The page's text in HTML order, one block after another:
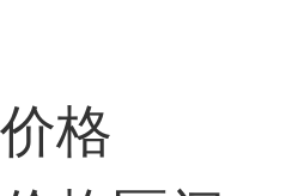
价格